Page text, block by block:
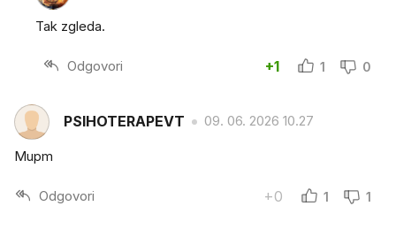
Tak zgleda.
Odgovori +1 1 0
PSIHOTERAPEVT 09. 06. 2026 10.27
Mupm
Odgovori +0 1 1